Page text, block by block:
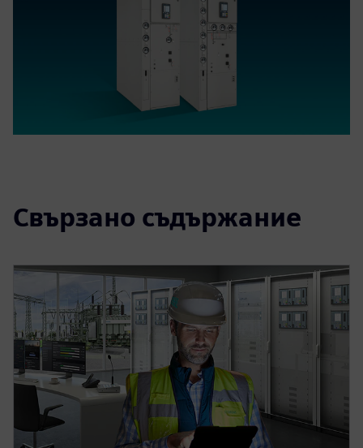
Свързано съдържание